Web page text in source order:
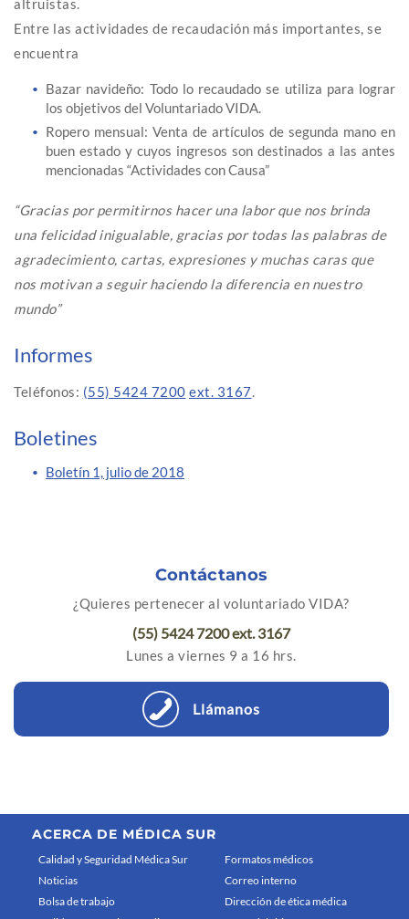
altruistas.
Entre las actividades de recaudación más importantes, se
encuentra
Bazar navideño: Todo lo recaudado se utiliza para lograr
los objetivos del Voluntariado VIDA.
Ropero mensual: Venta de artículos de segunda mano en
buen estado y cuyos ingresos son destinados a las antes
mencionadas “Actividades con Causa”
“Gracias por permitirnos hacer una labor que nos brinda
una felicidad inigualable, gracias por todas las palabras de
agradecimiento, cartas, expresiones y muchas caras que
nos motivan a seguir haciendo la diferencia en nuestro
mundo”
Informes
Teléfonos: (55) 5424 7200 ext. 3167.
Boletines
Boletín 1, julio de 2018
Contáctanos
¿Quieres pertenecer al voluntariado VIDA?
(55) 5424 7200 ext. 3167
Lunes a viernes 9 a 16 hrs.
Llámanos
ACERCA DE MÉDICA SUR
Calidad y Seguridad Médica Sur
Noticias
Bolsa de trabajo
Formatos médicos
Correo interno
Dirección de ética médica